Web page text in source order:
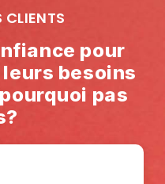
CLIENTS
pour
besoins
pas